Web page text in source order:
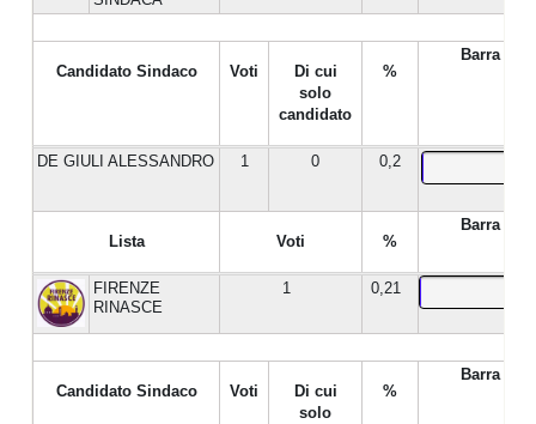
Candidato Sindaco Voti
Di cui
solo
candidato
%
Barra %
DE GIULI ALESSANDRO 1 0 0,2
Lista Voti %
Barra %
FIRENZE
RINASCE
1 0,21
Candidato Sindaco Voti
Di cui
solo
%
Barra %